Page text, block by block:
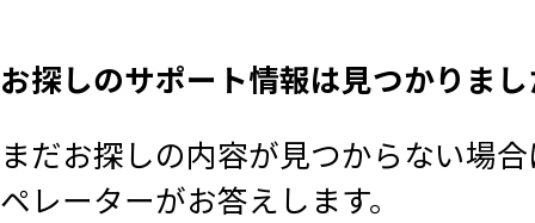
お探しのサポート情報は見つかりま
まだお探しの内容が見つからない場
ペレーターがお答えします。